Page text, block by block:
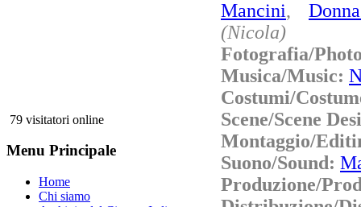
79 visitatori online
Menu Principale
Home
Chi siamo
Mancini,
(Nicola)
Fotografia/
Musica/Music:
Costumi/
Scene/Scene
Montaggio/
Suono/Sound:
Produzione/